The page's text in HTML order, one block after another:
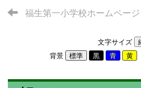
福生第一小学校ホームページ
文字サイズ
背景